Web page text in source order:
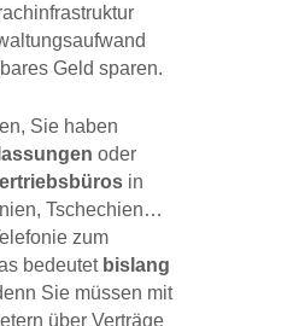
Geld sparen.
Sie haben
oder
in
Tschechien…
zum
bedeutet bislang
Sie müssen mit
über Verträge